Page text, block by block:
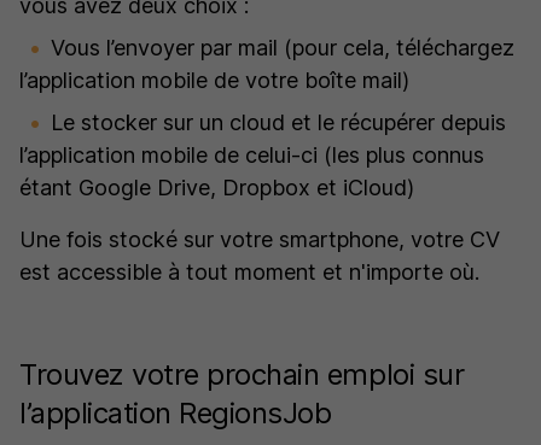
vous avez deux choix :
Vous l’envoyer par mail (pour cela, téléchargez
l’application mobile de votre boîte mail)
Le stocker sur un cloud et le récupérer depuis
l’application mobile de celui-ci (les plus connus
étant Google Drive, Dropbox et iCloud)
Une fois stocké sur votre smartphone, votre CV
est accessible à tout moment et n'importe où.
Trouvez votre prochain emploi sur
l’application RegionsJob